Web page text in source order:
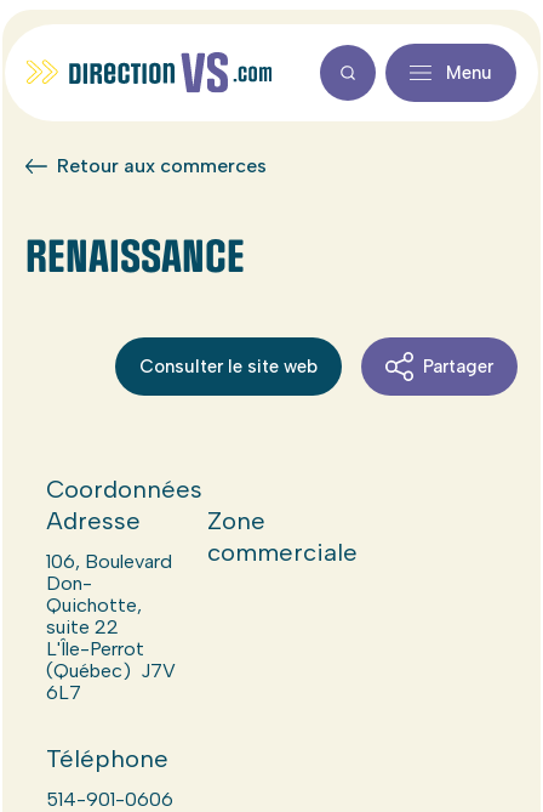
Menu
Retour aux commerces
RENAISSANCE
Consulter le site web Partager
Coordonnées
Adresse
106, Boulevard
Don-
Quichotte,
suite 22
L'Île-Perrot
(Québec) J7V
6L7
Téléphone
514-901-0606
Zone
commerciale